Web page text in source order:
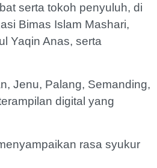
serta tokoh penyuluh, di
Bimas Islam Mashari,
Yaqin Anas, serta
Jenu, Palang, Semanding,
digital yang
rasa syukur